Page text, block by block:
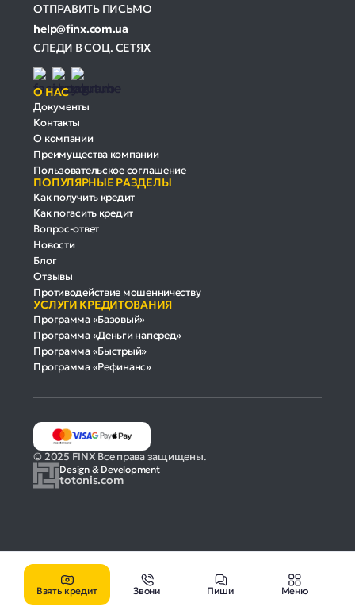
ОТПРАВИТЬ ПИСЬМО
help@finx.com.ua
СЛЕДИ В СОЦ. СЕТЯХ
О НАС
Документы
Контакты
О компании
Преимущества компании
Пользовательское соглашение
ПОПУЛЯРНЫЕ РАЗДЕЛЫ
Как получить кредит
Как погасить кредит
Вопрос-ответ
Новости
Блог
Отзывы
Противодействие мошенничеству
УСЛУГИ КРЕДИТОВАНИЯ
Программа «Базовый»
Программа «Деньги наперед»
Программа «Быстрый»
Программа «Рефинанс»
Design & Development
totonis.com
© 2025 FINX Все права защищены.
Взять кредит Звони Пиши Меню